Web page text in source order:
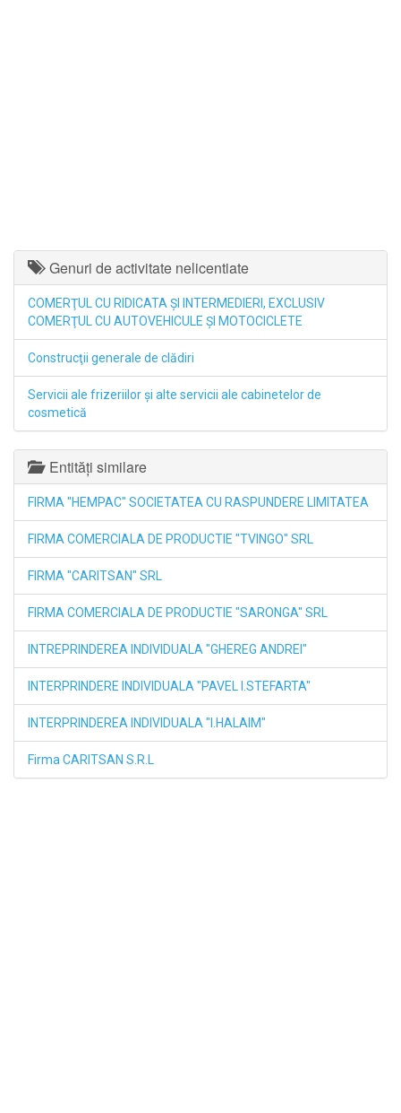
Genuri de activitate nelicentiate
COMERŢUL CU RIDICATA ŞI INTERMEDIERI, EXCLUSIV
COMERŢUL CU AUTOVEHICULE ŞI MOTOCICLETE
Construcţii generale de clădiri
Servicii ale frizeriilor şi alte servicii ale cabinetelor de
cosmetică
Entități similare
FIRMA "HEMPAC" SOCIETATEA CU RASPUNDERE LIMITATEA
FIRMA COMERCIALA DE PRODUCTIE "TVINGO" SRL
FIRMA "CARITSAN" SRL
FIRMA COMERCIALA DE PRODUCTIE "SARONGA" SRL
INTREPRINDEREA INDIVIDUALA "GHEREG ANDREI"
INTERPRINDERE INDIVIDUALA "PAVEL I.STEFARTA"
INTERPRINDEREA INDIVIDUALA "I.HALAIM"
Firma CARITSAN S.R.L